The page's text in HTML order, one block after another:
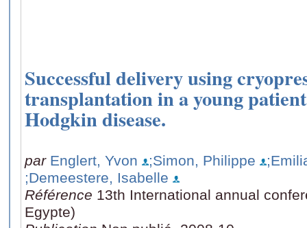
Successful delivery using
transplantation in a young
Hodgkin disease.
par Englert, Yvon ;Simon, Philippe
;Demeestere, Isabelle
Référence 13th International annual
Egypte)